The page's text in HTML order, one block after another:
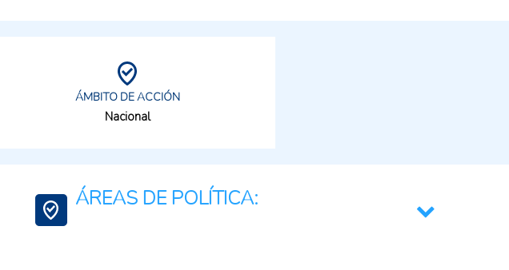
ÁMBITO DE ACCIÓN
Nacional
ÁREAS DE POLÍTICA: